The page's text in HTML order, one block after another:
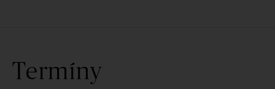
Termíny